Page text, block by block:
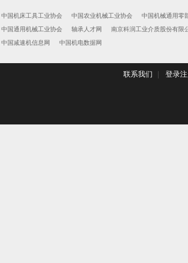
中国机床工具工业协会 中国农业机械工业协会 中国机械通用零
中国通用机械工业协会
轴承人才网 南京科润工业介质股份有限
中国减速机信息网
中国机电数据网
联系我们 登录